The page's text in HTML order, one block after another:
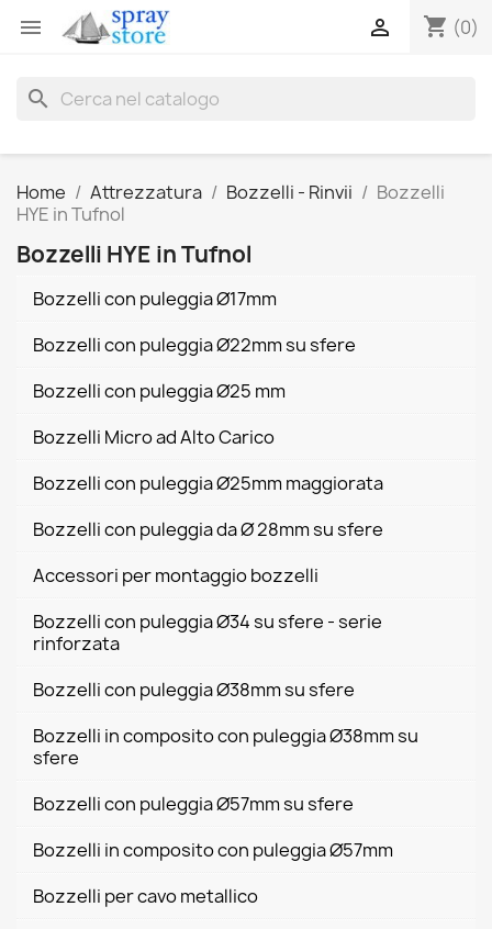
 shopping_cart (0)

search
Home Attrezzatura Bozzelli - Rinvii
Bozzelli
HYE in Tufnol
Bozzelli HYE in Tufnol
Bozzelli con puleggia Ø17mm
Bozzelli con puleggia Ø22mm su sfere
Bozzelli con puleggia Ø25 mm
Bozzelli Micro ad Alto Carico
Bozzelli con puleggia Ø25mm maggiorata
Bozzelli con puleggia da Ø 28mm su sfere
Accessori per montaggio bozzelli
Bozzelli con puleggia Ø34 su sfere - serie
rinforzata
Bozzelli con puleggia Ø38mm su sfere
Bozzelli in composito con puleggia Ø38mm su
sfere
Bozzelli con puleggia Ø57mm su sfere
Bozzelli in composito con puleggia Ø57mm
Bozzelli per cavo metallico